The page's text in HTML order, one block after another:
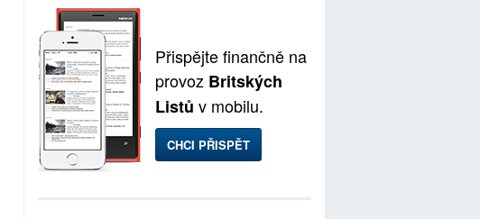
Přispějte finančně na
provoz Britských
Listů v mobilu.
CHCI PŘISPĚT